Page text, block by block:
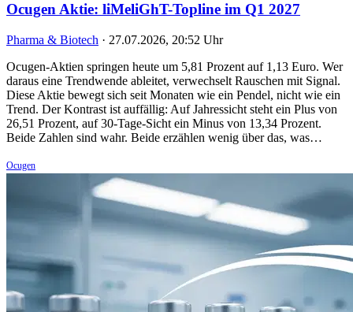
Ocugen Aktie: liMeliGhT-Topline im Q1 2027
Pharma & Biotech · 27.07.2026, 20:52 Uhr
Ocugen-Aktien springen heute um 5,81 Prozent auf 1,13 Euro. Wer
daraus eine Trendwende ableitet, verwechselt Rauschen mit Signal.
Diese Aktie bewegt sich seit Monaten wie ein Pendel, nicht wie ein
Trend. Der Kontrast ist auffällig: Auf Jahressicht steht ein Plus von
26,51 Prozent, auf 30-Tage-Sicht ein Minus von 13,34 Prozent.
Beide Zahlen sind wahr. Beide erzählen wenig über das, was…
Ocugen